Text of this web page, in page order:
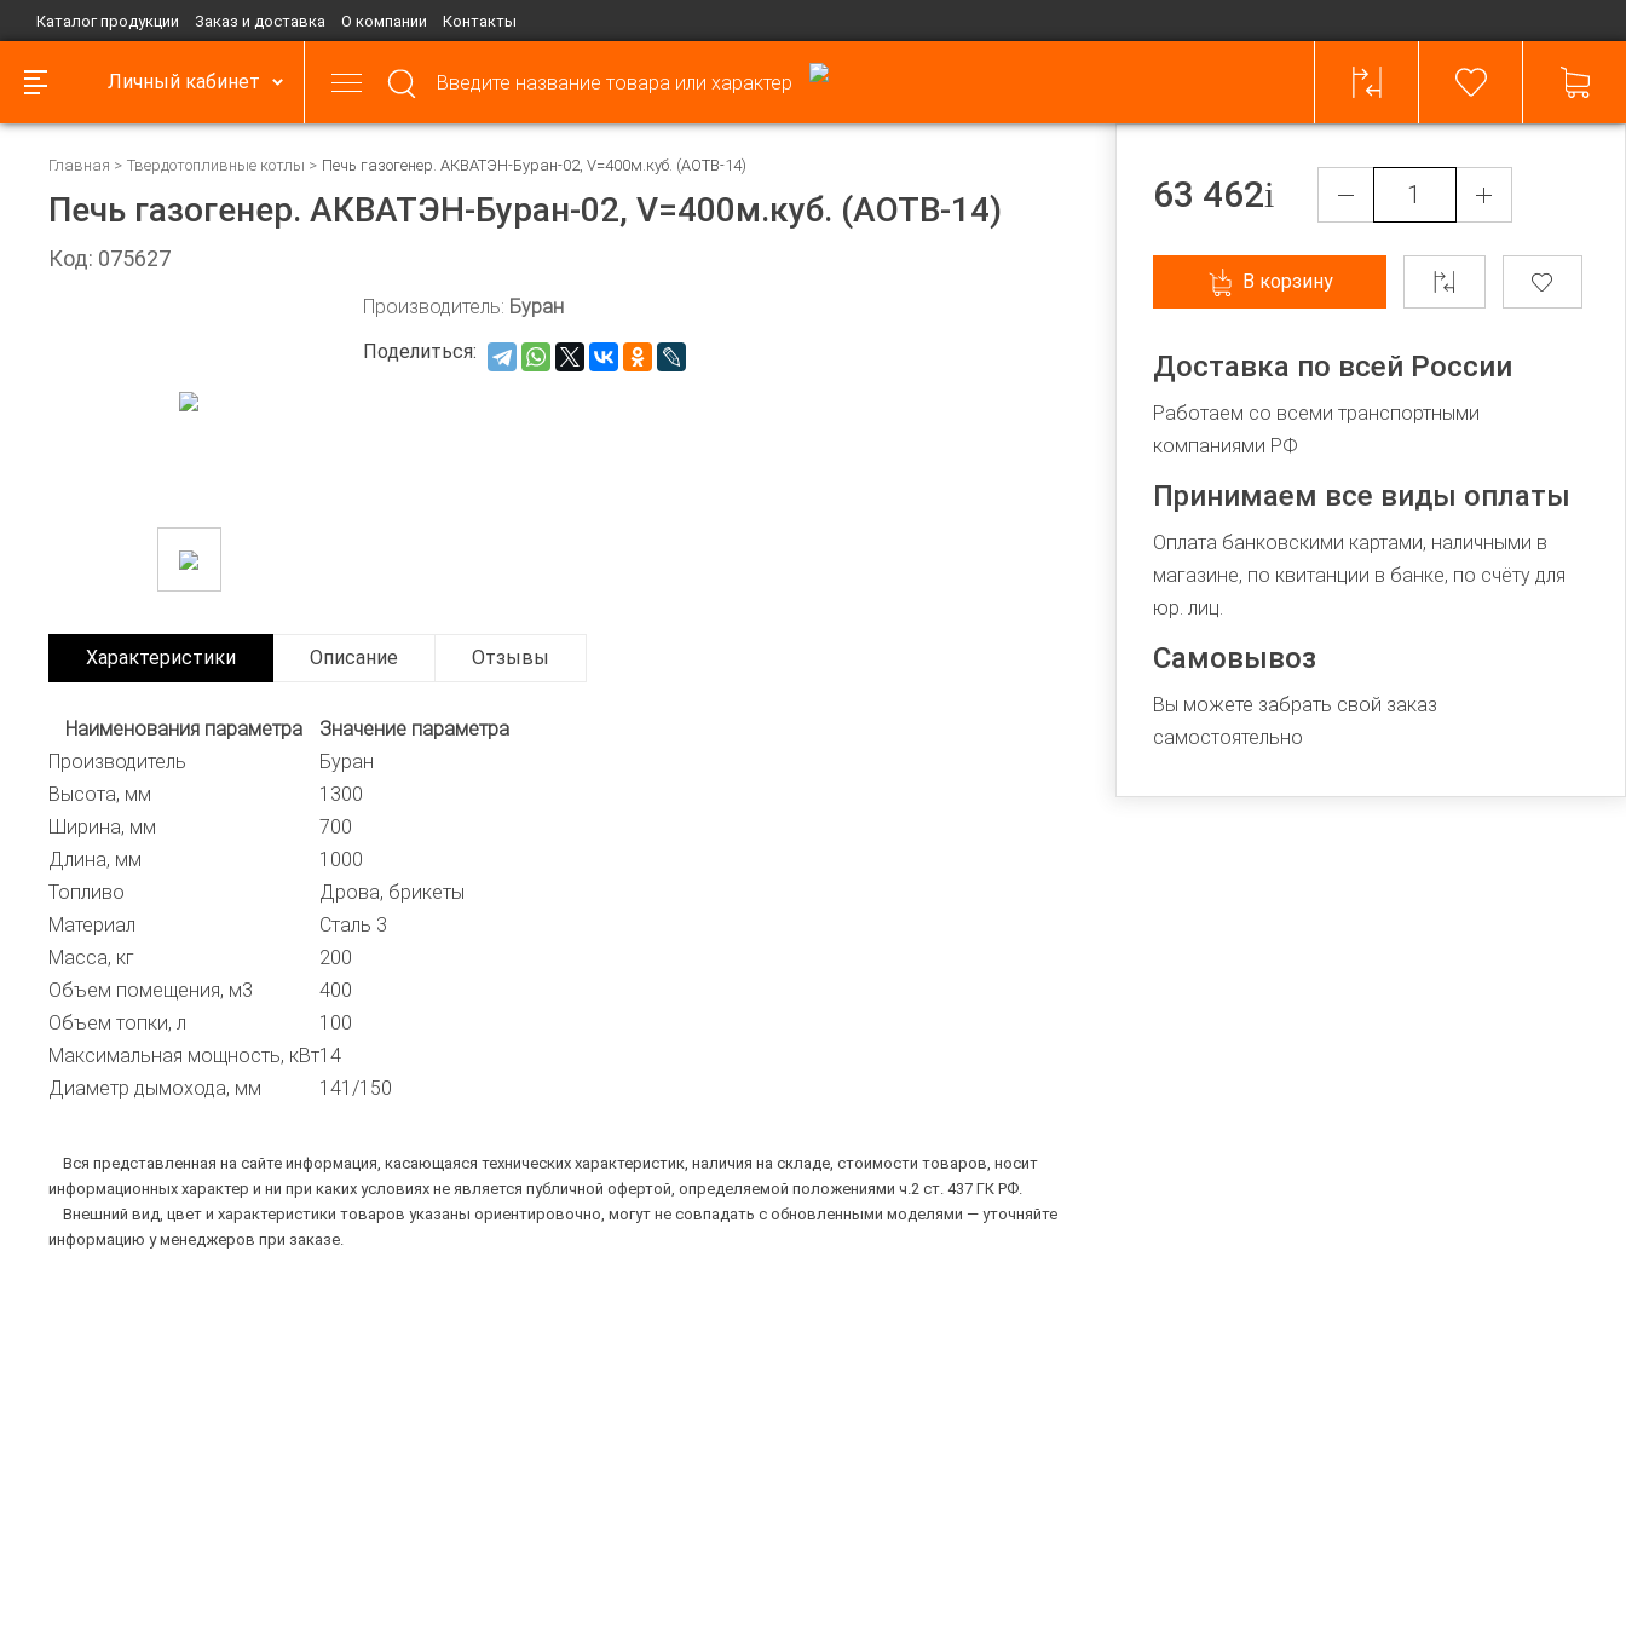
Каталог продукции Заказ и доставка О компании Контакты
Личный кабинет
Главная Твердотопливные котлы Печь газогенер. АКВАТЭН-Буран-02, V=400м.куб. (АОТВ-14)
Печь газогенер. АКВАТЭН-Буран-02, V=400м.куб. (АОТВ-14)
Код: 075627
Производитель: Буран
Поделиться:
Характеристики Описание Отзывы
Наименования параметра
Значение параметра
Производитель
Буран
Высота, мм
1300
Ширина, мм
700
Длина, мм
1000
Топливо
Дрова, брикеты
Материал
Сталь 3
Масса, кг
200
Объем помещения, м3
400
Объем топки, л
100
Максимальная мощность, кВт14
Диаметр дымохода, мм
141/150
Вся представленная на сайте информация, касающаяся технических характеристик, наличия на складе, стоимости товаров, носит
информационных характер и ни при каких условиях не является публичной офертой, определяемой положениями ч.2 ст. 437 ГК РФ.
Внешний вид, цвет и характеристики товаров указаны ориентировочно, могут не совпадать с обновленными моделями — уточняйте
информацию у менеджеров при заказе.
63 462
В корзину
Доставка по всей России
Работаем со всеми транспортными
компаниями РФ
Принимаем все виды оплаты
Оплата банковскими картами, наличными в
магазине, по квитанции в банке, по счёту для
юр. лиц.
Самовывоз
Вы можете забрать свой заказ
самостоятельно